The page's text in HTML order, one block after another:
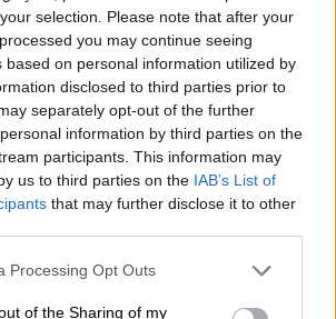
selection. Please note that after your
you may continue seeing
based on personal information utilized by
disclosed to third parties prior to
separately opt-out of the further
information by third parties on the
participants. This information may
us to third parties on the IAB’s List of
that may further disclose it to other
website/app uses one or more Google
or usage behaviour. You may click to
Processing Opt Outs
of the Sharing of my
αυτή» ανάφερε ο
ΠΑΣΟΚ.
στα όσα συνέβησαν στη
για τη σύσταση
τις υποκλοπές, έκανε λόγο
επεισόδιο στηνκαταρράκωση
στη χώρα. Ενοχλήθηκε
Μαξίμου, διότι όπως είχα
τον ελληνικό λαό για τα
με σκοτεινούς,